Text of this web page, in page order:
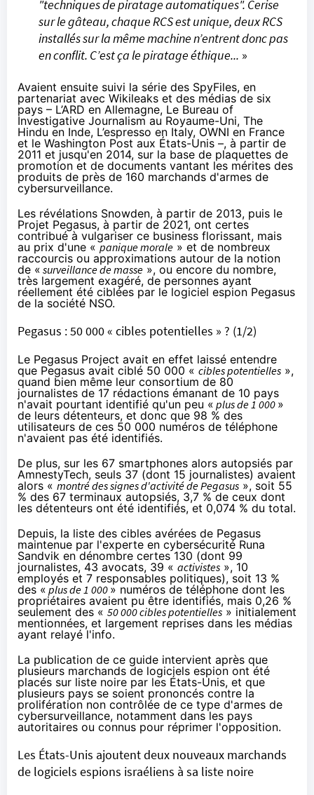
"techniques de piratage automatiques". Cerise
sur le gâteau, chaque RCS est unique, deux RCS
installés sur la même machine n’entrent donc pas
en conflit. C’est ça le piratage éthique... »
Avaient ensuite suivi la série des SpyFiles, en
partenariat avec Wikileaks et des médias de six
pays – L’ARD en Allemagne, Le Bureau of
Investigative Journalism au Royaume-Uni, The
Hindu en Inde, L’espresso en Italy, OWNI en France
et le Washington Post aux États-Unis –, à partir de
2011 et jusqu'en 2014, sur la base de plaquettes de
promotion et de documents vantant les mérites des
produits de près de 160 marchands d'armes de
cybersurveillance.
Les révélations Snowden, à partir de 2013, puis le
Projet Pegasus, à partir de 2021, ont certes
contribué à vulgariser ce business florissant, mais
au prix d'une «panique morale » et de nombreux
raccourcis ou approximations autour de la notion
de « surveillance de masse », ou encore du nombre,
très largement exagéré, de personnes ayant
réellement été ciblées par le logiciel espion Pegasus
de la société NSO.
Pegasus : 50 000 « cibles potentielles » ? (1/2)
Le Pegasus Project avait en effet laissé entendre
que Pegasus avait ciblé 50 000 « cibles potentielles »,
quand bien même leur consortium de 80
journalistes de 17 rédactions émanant de 10 pays
n'avait pourtant identifié qu'un peu « plus de 1 000 »
de leurs détenteurs, et donc que 98 % des
utilisateurs de ces 50 000 numéros de téléphone
n'avaient pas été identifiés.
De plus, sur les 67 smartphones alors autopsiés par
AmnestyTech, seuls 37 (dont 15 journalistes) avaient
alors « montré des signes d'activité de Pegasus », soit 55
% des 67 terminaux autopsiés, 3,7 % de ceux dont
les détenteurs ont été identifiés, et 0,074 % du total.
Depuis, la liste des cibles avérées de Pegasus
maintenue par l'experte en cybersécurité Runa
Sandvik en dénombre certes 130 (dont 99
journalistes, 43 avocats, 39 « activistes », 10
employés et 7 responsables politiques), soit 13 %
des « plus de 1 000 » numéros de téléphone dont les
propriétaires avaient pu être identifiés, mais 0,26 %
seulement des « 50 000 cibles potentielles » initialement
mentionnées, et largement reprises dans les médias
ayant relayé l'info.
La publication de ce guide intervient après que
plusieurs marchands de logiciels espion ont été
placés sur liste noire par les États-Unis, et que
plusieurs pays se soient prononcés contre la
prolifération non contrôlée de ce type d'armes de
cybersurveillance, notamment dans les pays
autoritaires ou connus pour réprimer l'opposition.
Les États-Unis ajoutent deux nouveaux marchands
de logiciels espions israéliens à sa liste noire